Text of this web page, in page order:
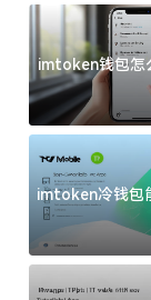
imtoken钱包怎
址？三步搞
imtoken冷钱包
过来人告